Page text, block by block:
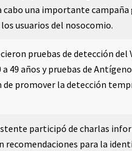
cabo una importante
usuarios del nosocomio.
pruebas de detección
a 49 años y pruebas de
de promover la detección
participó de charlas
recomendaciones para la